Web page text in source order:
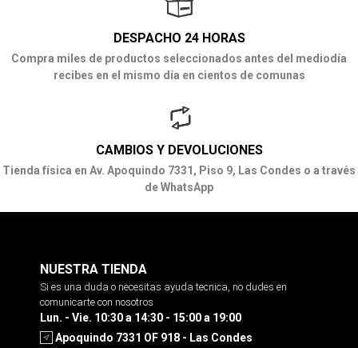
DESPACHO 24 HORAS
Compra miles de productos seleccionados antes del mediodía
recibes en el mismo día en cientos de comunas
CAMBIOS Y DEVOLUCIONES
Tienda física en Av. Apoquindo 7331, Piso 9, Las Condes o a través
de WhatsApp
NUESTRA TIENDA
Si es una duda o necesitas ayuda tecnica, no dudes en
comunicarte con nosotros
Lun. - Vie. 10:30 a 14:30 - 15:00 a 19:00
Apoquindo 7331 OF 918 - Las Condes